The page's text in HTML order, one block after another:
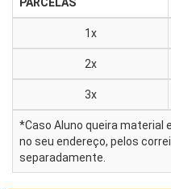
PARCELAS
1x
2x
3x
*Caso Aluno queira material
no seu endereço, pelos
separadamente.